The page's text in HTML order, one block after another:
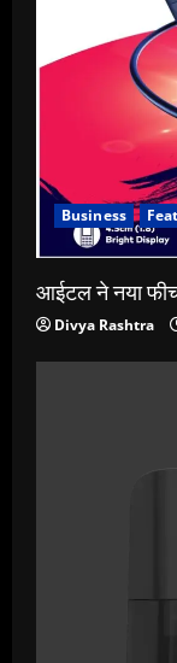
Business
आईटल ने नया
Divya Rashtra